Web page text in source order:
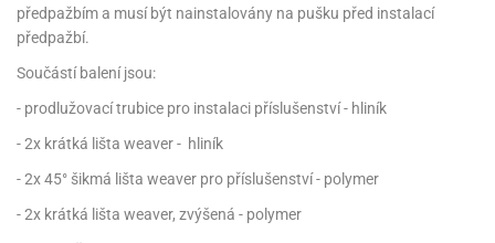
předpažbím a musí být nainstalovány na pušku před instalací
předpažbí.
Součástí balení jsou:
- prodlužovací trubice pro instalaci příslušenství - hliník
- 2x krátká lišta weaver - hliník
- 2x 45° šikmá lišta weaver pro příslušenství - polymer
- 2x krátká lišta weaver, zvýšená - polymer